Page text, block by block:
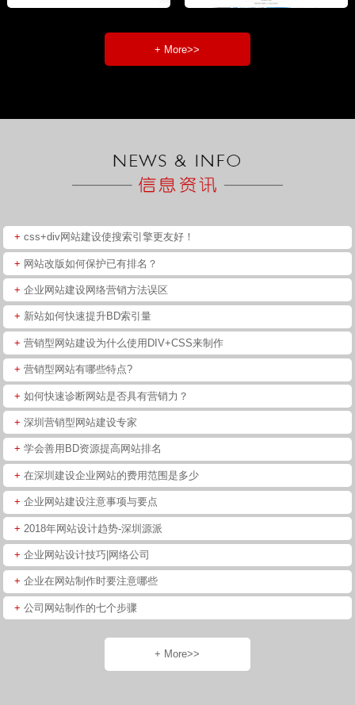
+ More>>
+ css+div网站建设使搜索引擎更友好！
+ 网站改版如何保护已有排名？
+ 企业网站建设网络营销方法误区
+ 新站如何快速提升BD索引量
+ 营销型网站建设为什么使用DIV+CSS来制作
+ 营销型网站有哪些特点?
+ 如何快速诊断网站是否具有营销力？
+ 深圳营销型网站建设专家
+ 学会善用BD资源提高网站排名
+ 在深圳建设企业网站的费用范围是多少
+ 企业网站建设注意事项与要点
+ 2018年网站设计趋势-深圳源派
+ 企业网站设计技巧|网络公司
+ 企业在网站制作时要注意哪些
+ 公司网站制作的七个步骤
+ More>>